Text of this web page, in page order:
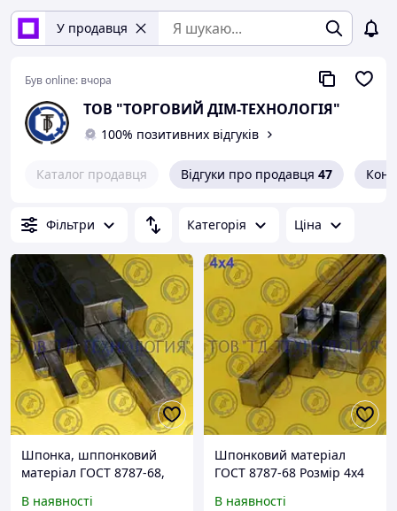
У продавця
Був online: вчора
ТОВ "ТОРГОВИЙ ДІМ-ТЕХНОЛОГІЯ"
100% позитивних відгуків
Каталог продавця Відгуки про продавця 47
Фільтри Категорія Ціна
Шпонка, шппонковий
матеріал ГОСТ 8787-68,
В наявності
Шпонковий матеріал
ГОСТ 8787-68 Розмір 4х4
В наявності